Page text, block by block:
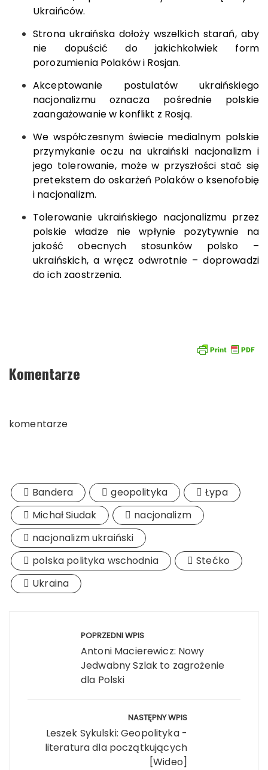
Ukraińców.
Strona ukraińska dołoży wszelkich starań, aby
nie dopuścić do jakichkolwiek form
porozumienia Polaków i Rosjan.
Akceptowanie postulatów ukraińskiego
nacjonalizmu oznacza pośrednie polskie
zaangażowanie w konflikt z Rosją.
We współczesnym świecie medialnym polskie
przymykanie oczu na ukraiński nacjonalizm i
jego tolerowanie, może w przyszłości stać się
pretekstem do oskarżeń Polaków o ksenofobię
i nacjonalizm.
Tolerowanie ukraińskiego nacjonalizmu przez
polskie władze nie wpłynie pozytywnie na
jakość obecnych stosunków polsko –
ukraińskich, a wręcz odwrotnie – doprowadzi
do ich zaostrzenia.
Komentarze
komentarze
Bandera geopolityka
Łypa
Michał Siudak
nacjonalizm
nacjonalizm ukraiński
polska polityka wschodnia
Stećko
Ukraina
POPRZEDNI WPIS
Antoni Macierewicz: Nowy
Jedwabny Szlak to zagrożenie
dla Polski
NASTĘPNY WPIS
Leszek Sykulski: Geopolityka -
literatura dla początkujących
[Wideo]